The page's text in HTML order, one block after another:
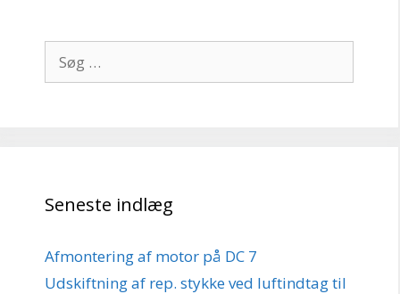
efter:
Seneste indlæg
Afmontering af motor på DC 7
Udskiftning af rep. stykke ved luftindtag til